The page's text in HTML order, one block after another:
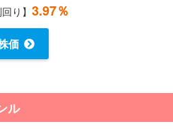
回り】3.97％
価
ル